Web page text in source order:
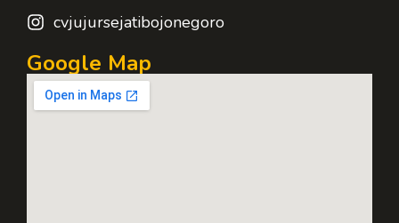
cvjujursejatibojonegoro
Google Map